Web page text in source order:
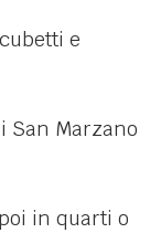
e
San Marzano
in quarti o